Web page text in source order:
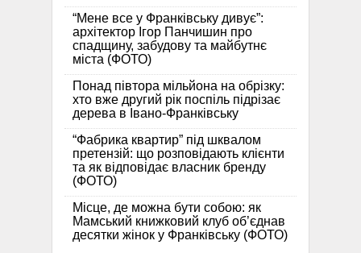
“Мене все у Франківську дивує”:
архітектор Ігор Панчишин про
спадщину, забудову та майбутнє
міста (ФОТО)
Понад півтора мільйона на обрізку:
хто вже другий рік поспіль підрізає
дерева в Івано-Франківську
“Фабрика квартир” під шквалом
претензій: що розповідають клієнти
та як відповідає власник бренду
(ФОТО)
Місце, де можна бути собою: як
Мамський книжковий клуб об’єднав
десятки жінок у Франківську (ФОТО)